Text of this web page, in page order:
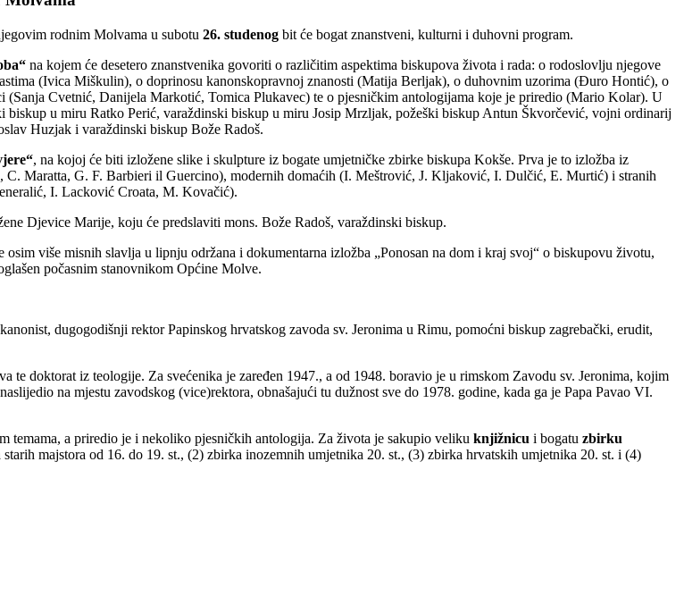
rodnim Molvama u subotu 26. studenog bit će bogat znanstveni, kulturni i duhovni program.
na kojem će desetero znanstvenika govoriti o različitim aspektima biskupova života i rada: o rodoslovlju njegove
(Ivica Miškulin), o doprinosu kanonskopravnoj znanosti (Matija Berljak), o duhovnim uzorima (Đuro Hontić), o
Cvetnić, Danijela Markotić, Tomica Plukavec) te o pjesničkim antologijama koje je priredio (Mario Kolar). U
biskup u miru Ratko Perić, varaždinski biskup u miru Josip Mrzljak, požeški biskup Antun Škvorčević, vojni ordinarij
Huzjak i varaždinski biskup Bože Radoš.
, na kojoj će biti izložene slike i skulpture iz bogate umjetničke zbirke biskupa Kokše. Prva je to izložba iz
Maratta, G. F. Barbieri il Guercino), modernih domaćih (I. Meštrović, J. Kljaković, I. Dulčić, E. Murtić) i stranih
I. Lacković Croata, M. Kovačić).
Djevice Marije, koju će predslaviti mons. Bože Radoš, varaždinski biskup.
osim više misnih slavlja u lipnju održana i dokumentarna izložba „Ponosan na dom i kraj svoj“ o biskupovu životu,
počasnim stanovnikom Općine Molve.
dugogodišnji rektor Papinskog hrvatskog zavoda sv. Jeronima u Rimu, pomoćni biskup zagrebački, erudit,
doktorat iz teologije. Za svećenika je zaređen 1947., a od 1948. boravio je u rimskom Zavodu sv. Jeronima, kojim
na mjestu zavodskog (vice)rektora, obnašajući tu dužnost sve do 1978. godine, kada ga je Papa Pavao VI.
a priredio je i nekoliko pjesničkih antologija. Za života je sakupio veliku knjižnicu i bogatu zbirku
majstora od 16. do 19. st., (2) zbirka inozemnih umjetnika 20. st., (3) zbirka hrvatskih umjetnika 20. st. i (4)